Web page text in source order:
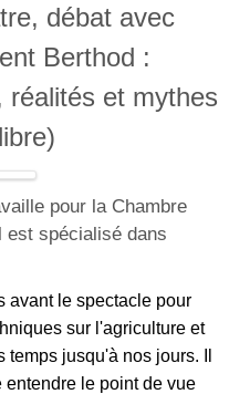
débat avec
Berthod :
réalités et mythes
pour la Chambre
est spécialisé dans
avant le spectacle pour
sur l'agriculture et
jusqu'à nos jours. Il
le point de vue